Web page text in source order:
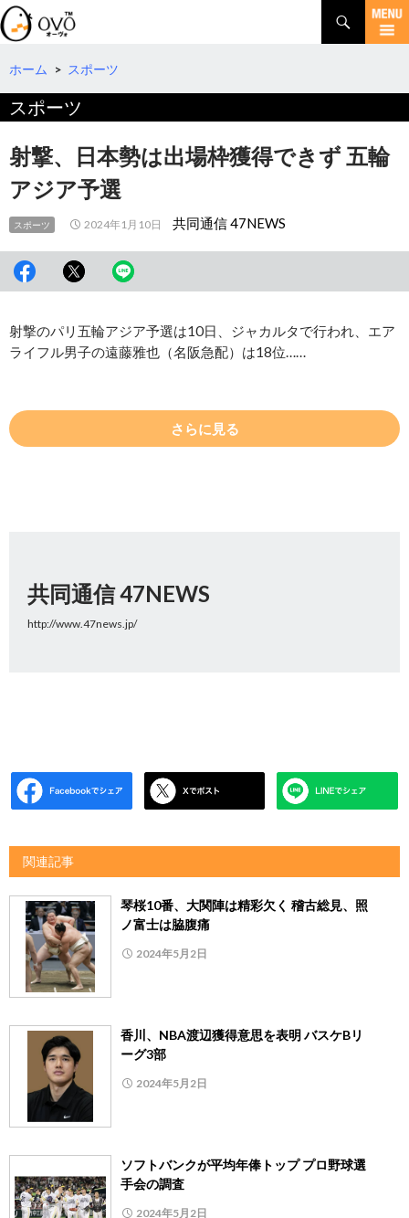
検
索
コ
テ
へ
動
ホーム > スポーツ
スポーツ
射撃、日本勢は出場枠獲得できず 五輪
アジア予選
スポーツ 2024年1月10日 共同通信 47NEWS
射撃のパリ五輪アジア予選は10日、ジャカルタで行われ、エア
ライフル男子の遠藤雅也（名阪急配）は18位……
さらに見る
共同通信 47NEWS
http://www.47news.jp/
関連記事
琴桜10番、大関陣は精彩欠く 稽古総見、照
ノ富士は脇腹痛
2024年5月2日
香川、NBA渡辺獲得意思を表明 バスケBリ
ーグ3部
2024年5月2日
ソフトバンクが平均年俸トップ プロ野球選
手会の調査
2024年5月2日